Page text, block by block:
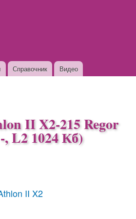
Справочник Видео
II X2-215 Regor
L2 1024 Кб)
II X2